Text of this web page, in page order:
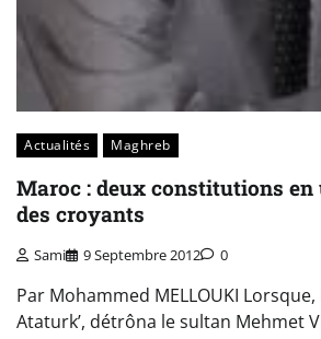
Actualités Maghreb
Maroc : deux constitutions en
des croyants
Sami 9 Septembre 2012 0
Par Mohammed MELLOUKI
Ataturk’, détrôna le sultan Mehmet